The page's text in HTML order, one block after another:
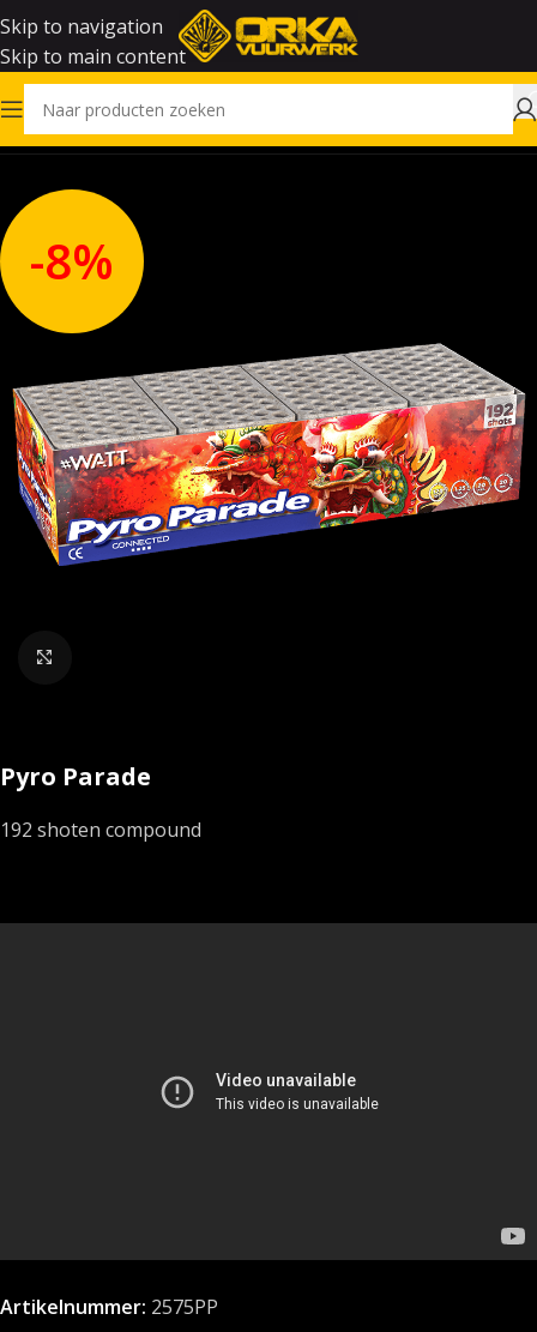
Skip to navigation
Skip to main content
Home Vuurwerk
-8%
Pyro Parade
192 shoten compound
Artikelnummer: 2575PP